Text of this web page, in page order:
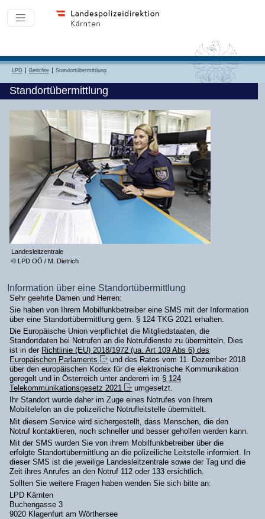
LPD Berichte Standortübermittlung
Standortübermittlung
Landesleitzentrale
© LPD OÖ / M. Dietrich
Information über eine Standortübermittlung
Sehr geehrte Damen und Herren:
Sie haben von Ihrem Mobilfunkbetreiber eine SMS mit der Information
über eine Standortübermittlung gem. § 124 TKG 2021 erhalten.
Die Europäische Union verpflichtet die Mitgliedstaaten, die
Standortdaten bei Notrufen an die Notrufdienste zu übermitteln. Dies
ist in der Richtlinie (EU) 2018/1972 (ua. Art 109 Abs 6) des
Europäischen Parlaments
und des Rates vom 11. Dezember 2018
über den europäischen Kodex für die elektronische Kommunikation
geregelt und in Österreich unter anderem im § 124
Telekommunikationsgesetz 2021
umgesetzt.
Ihr Standort wurde daher im Zuge eines Notrufes von Ihrem
Mobiltelefon an die polizeiliche Notrufleitstelle übermittelt.
Mit diesem Service wird sichergestellt, dass Menschen, die den
Notruf kontaktieren, noch schneller und besser geholfen werden kann.
Mit der SMS wurden Sie von ihrem Mobilfunkbetreiber über die
erfolgte Standortübermittlung an die polizeiliche Leitstelle informiert. In
dieser SMS ist die jeweilige Landesleitzentrale sowie der Tag und die
Zeit ihres Anrufes an den Notruf 112 oder 133 ersichtlich.
Sollten Sie weitere Fragen haben wenden Sie sich bitte an:
LPD Kärnten
Buchengasse 3
9020 Klagenfurt am Wörthersee